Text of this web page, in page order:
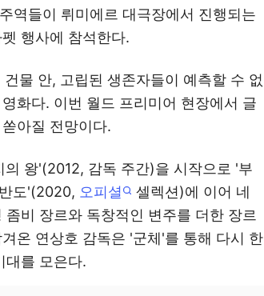
역들이 뤼미에르 대극장에서 진행되는
행사에 참석한다.
물 안, 고립된 생존자들이 예측할 수 없
화다. 이번 월드 프리미어 현장에서 글
아질 전망이다.
왕'(2012, 감독 주간)을 시작으로 '부
도'(2020, 오피셜
셀렉션)에 이어 네
비 장르와 독창적인 변주를 더한 장르
온 연상호 감독은 '군체'를 통해 다시 한
대를 모은다.